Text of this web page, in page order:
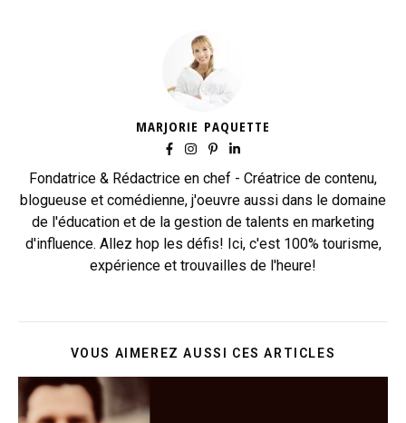
MARJORIE PAQUETTE
Fondatrice & Rédactrice en chef - Créatrice de contenu,
blogueuse et comédienne, j'oeuvre aussi dans le domaine
de l'éducation et de la gestion de talents en marketing
d'influence. Allez hop les défis! Ici, c'est 100% tourisme,
expérience et trouvailles de l'heure!
VOUS AIMEREZ AUSSI CES ARTICLES